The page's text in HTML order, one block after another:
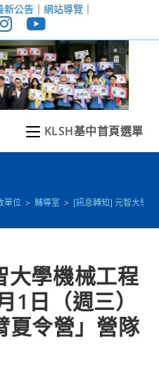
新公告｜ 網站導覽｜
KLSH基中首頁選單
單位 > 輔導室 > [訊息轉知] 元智大學
大學機械工程
1日（週三）
夏令營」營隊